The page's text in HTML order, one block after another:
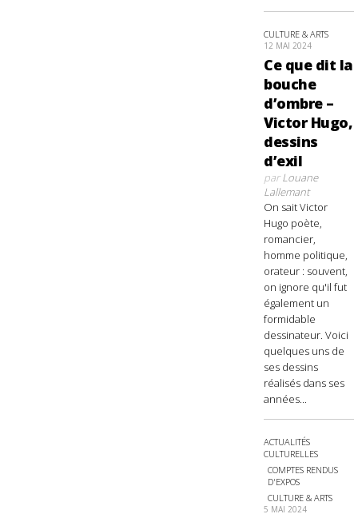
CULTURE & ARTS
12 MAI 2024
Ce que dit la
bouche
d’ombre –
Victor Hugo,
dessins
d’exil
parLouane
Lallemant
On sait Victor
Hugo poète,
romancier,
homme politique,
orateur : souvent,
on ignore qu'il fut
également un
formidable
dessinateur. Voici
quelques uns de
ses dessins
réalisés dans ses
années...
ACTUALITÉS
CULTURELLES
COMPTES RENDUS
D'EXPOS
CULTURE & ARTS
5 MAI 2024